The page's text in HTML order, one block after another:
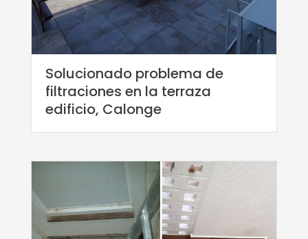
Solucionado problema de
filtraciones en la terraza
edificio, Calonge